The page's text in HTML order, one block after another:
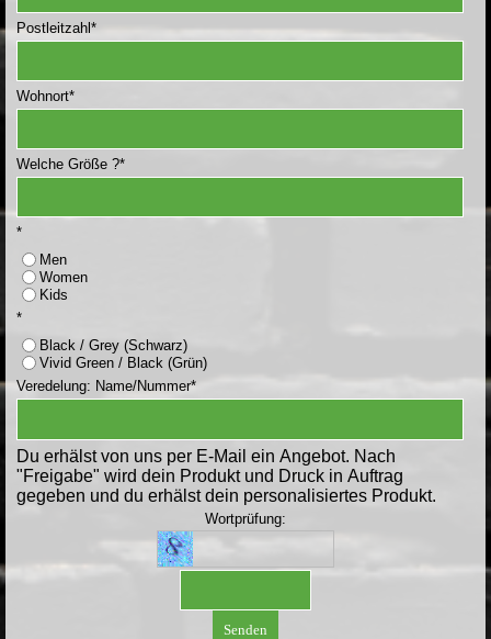
Postleitzahl *
Wohnort*
Welche Größe ?*
*
Men
Women
Kids
*
Black / Grey (Schwarz)
Vivid Green / Black (Grün)
Veredelung: Name/Nummer*
Du erhälst von uns per E-Mail ein Angebot. Nach
"Freigabe" wird dein Produkt und Druck in Auftrag
gegeben und du erhälst dein personalisiertes Produkt.
Wortprüfung: